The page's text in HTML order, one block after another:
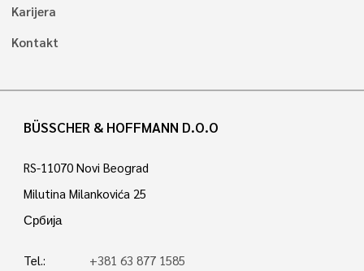
Karijera
Kontakt
BÜSSCHER & HOFFMANN D.O.O
RS-11070 Novi Beograd
Milutina Milankovića 25
Србија
Tel.:
+381 63 877 1585